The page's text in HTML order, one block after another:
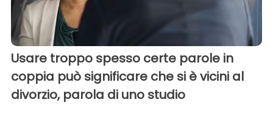
Usare troppo spesso certe parole in
coppia può significare che si è vicini al
divorzio, parola di uno studio